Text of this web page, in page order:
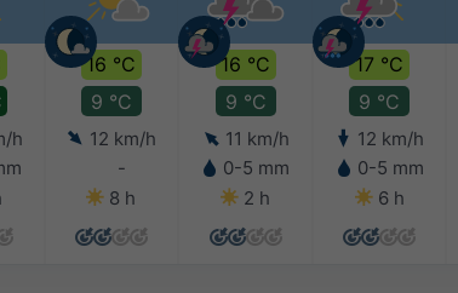
h
16 °C
9 °C
12 km/h
-
8 h
16 °C
9 °C
11 km/h
0-5 mm
2 h
17 °C
9 °C
12 km/h
0-5 mm
6 h